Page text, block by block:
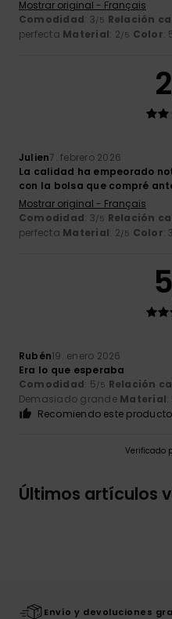
Mostrar original - Français
Comodidad: 3/5 Relación
perfecta Material: 2/5 Color:
2
Julien7. febrero 2026
La calidad ha empeorado
con la bolsa que compré
Mostrar original - Français
Comodidad: 3/5 Relación
perfecta Material: 2/5 Color: 3
5
Rubén19. enero 2026
Era lo que esperaba
Comodidad: 5/5 Relación
Demasiado grande Material:
Recomiendo este producto
Verificado
Últimos artículos
Envío y devoluciones